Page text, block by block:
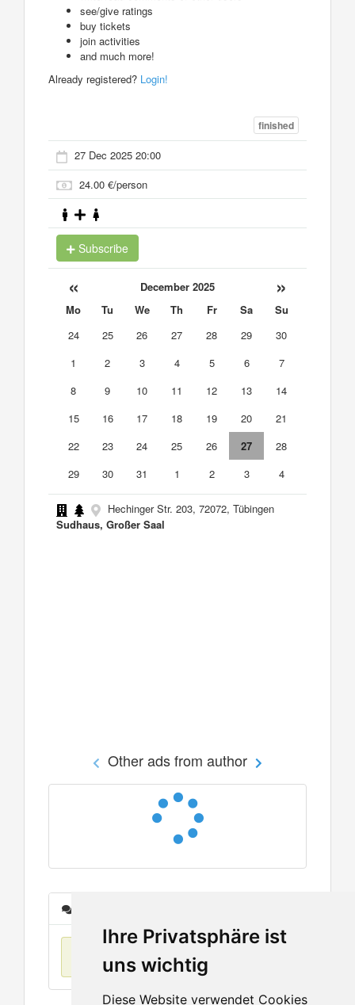
Ihre Privatsphäre ist
uns wichtig
Diese Website verwendet Cookies
see/give ratings
buy tickets
join activities
and much more!
Already registered? Login!
finished
27 Dec 2025 20:00
24.00 €/person
Subscribe
« December 2025 »
Mo Tu We Th Fr Sa
Su
24
25 26 27 28 29
30
1
2 3 4 5 6
7
8
9 10 11 12 13
14
15
16 17 18 19 20
21
22
23 24 25 26 27
28
29
30 31 1 2 3 4
Hechinger Str. 203, 72072, Tübingen
Sudhaus, Großer Saal
Other ads from author
No items found